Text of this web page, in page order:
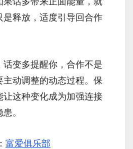
是释放，适度引导回合作
话变多提醒你，合作不是
动调整的动态过程。保
让这种变化成为加强连接
。
富爱俱乐部